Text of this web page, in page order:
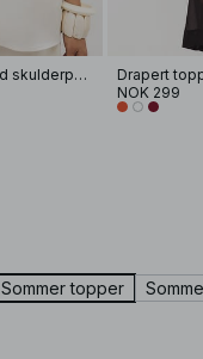
T-skjorte i sateng med skulderputer
Drapert
NOK 299
Sommer topper